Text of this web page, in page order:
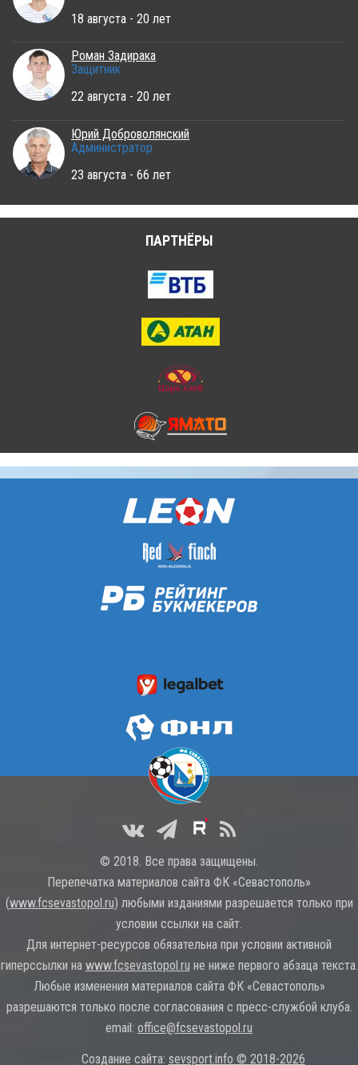
18 августа - 20 лет
Роман Задирака
Защитник
22 августа - 20 лет
Юрий Доброволянский
Администратор
23 августа - 66 лет
ПАРТНЁРЫ
© 2018. Все права защищены.
Перепечатка материалов сайта ФК «Севастополь»
(www.fcsevastopol.ru) любыми изданиями разрешается только при
условии ссылки на сайт.
Для интернет-ресурсов обязательна при условии активной
гиперссылки на www.fcsevastopol.ru не ниже первого абзаца текста.
Любые изменения материалов сайта ФК «Севастополь»
разрешаются только после согласования с пресс-службой клуба.
email: office@fcsevastopol.ru
Создание сайта: sevsport.info © 2018-2026